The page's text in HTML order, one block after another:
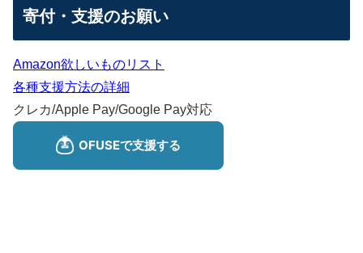
寄付・支援のお願い
Amazon欲しいものリスト
各種支援方法の詳細
クレカ/Apple Pay/Google Pay対応